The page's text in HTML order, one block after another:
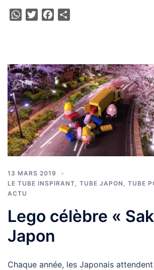
WhatsApp
TwitterFacebook
13 MARS 2019
LE TUBE INSPIRANT
TUBE JAPON
TUBE
ACTU
Lego célèbre «
Japon
Chaque année, les Japonais